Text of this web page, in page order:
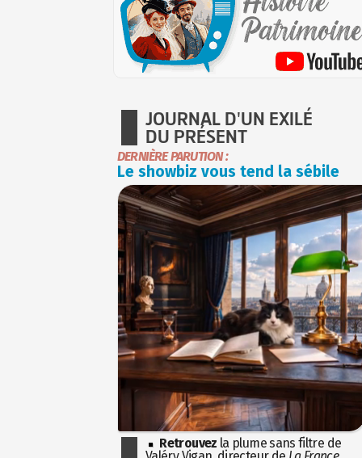
JOURNAL D'UN EXILÉ
DU PRÉSENT
DERNIÈRE PARUTION :
Le showbiz vous tend la sébile
Retrouvez la plume sans filtre de